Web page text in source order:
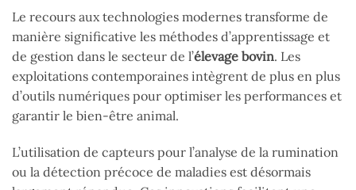
Le recours aux technologies modernes transforme de
manière significative les méthodes d’apprentissage et
de gestion dans le secteur de l’élevage bovin. Les
exploitations contemporaines intègrent de plus en plus
d’outils numériques pour optimiser les performances et
garantir le bien-être animal.
L’utilisation de capteurs pour l’analyse de la rumination
ou la détection précoce de maladies est désormais